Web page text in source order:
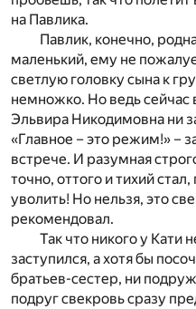
на Павлика.
Павлик, конечно,
маленький, ему не
светлую головку сына к
немножко. Но ведь сейчас
Эльвира Никодимовна ни
«Главное – это режим!» –
встрече. И разумная
точно, оттого и тихий
уволить! Но нельзя, это
рекомендовал.
Так что никого у Кати
заступился, а хотя бы
братьев-сестер, ни
подруг свекровь сразу